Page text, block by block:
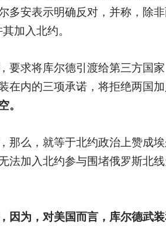
多安表示明确反对，并称，除
加入北约。
要求将库尔德引渡给第三方国
内的三项承诺，将拒绝两国加
。
那么，就等于北约政治上赞成
法加入北约参与围堵俄罗斯北
因为，对美国而言，库尔德武